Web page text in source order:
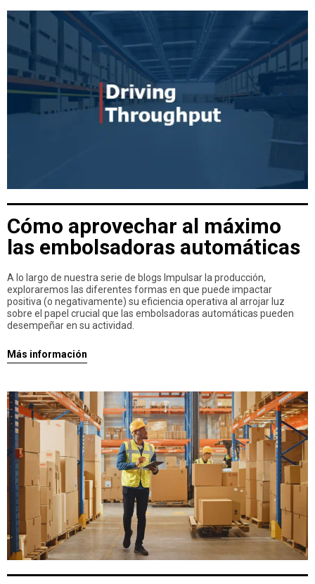
Cómo aprovechar al máximo
las embolsadoras automáticas
A lo largo de nuestra serie de blogs Impulsar la producción,
exploraremos las diferentes formas en que puede impactar
positiva (o negativamente) su eficiencia operativa al arrojar luz
sobre el papel crucial que las embolsadoras automáticas pueden
desempeñar en su actividad.
Más información